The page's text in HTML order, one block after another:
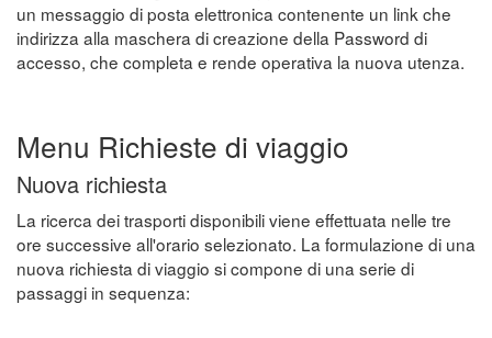
un messaggio di posta elettronica contenente un link che
indirizza alla maschera di creazione della Password di
accesso, che completa e rende operativa la nuova utenza.
Menu Richieste di viaggio
Nuova richiesta
La ricerca dei trasporti disponibili viene effettuata nelle tre
ore successive all'orario selezionato. La formulazione di una
nuova richiesta di viaggio si compone di una serie di
passaggi in sequenza: